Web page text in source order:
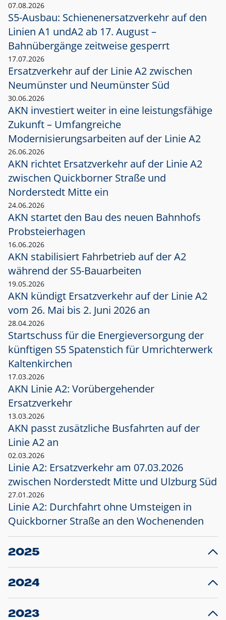
07.08.2026
S5-Ausbau: Schienenersatzverkehr auf den
Linien A1 undA2 ab 17. August –
Bahnübergänge zeitweise gesperrt
17.07.2026
Ersatzverkehr auf der Linie A2 zwischen
Neumünster und Neumünster Süd
30.06.2026
AKN investiert weiter in eine leistungsfähige
Zukunft – Umfangreiche
Modernisierungsarbeiten auf der Linie A2
26.06.2026
AKN richtet Ersatzverkehr auf der Linie A2
zwischen Quickborner Straße und
Norderstedt Mitte ein
24.06.2026
AKN startet den Bau des neuen Bahnhofs
Probsteierhagen
16.06.2026
AKN stabilisiert Fahrbetrieb auf der A2
während der S5-Bauarbeiten
19.05.2026
AKN kündigt Ersatzverkehr auf der Linie A2
vom 26. Mai bis 2. Juni 2026 an
28.04.2026
Startschuss für die Energieversorgung der
künftigen S5 Spatenstich für Umrichterwerk
Kaltenkirchen
17.03.2026
AKN Linie A2: Vorübergehender
Ersatzverkehr
13.03.2026
AKN passt zusätzliche Busfahrten auf der
Linie A2 an
02.03.2026
Linie A2: Ersatzverkehr am 07.03.2026
zwischen Norderstedt Mitte und Ulzburg Süd
27.01.2026
Linie A2: Durchfahrt ohne Umsteigen in
Quickborner Straße an den Wochenenden
2025
23.12.2025
Projekt S5: Start der Bauarbeiten am
2024
10.12.2024
Großprojekt S5: Sperrung der Bahnstraße in
2023